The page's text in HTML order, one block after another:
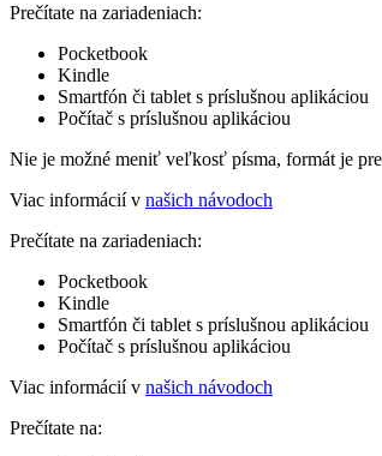
Prečítate na zariadeniach:
Pocketbook
Kindle
Smartfón či tablet s príslušnou aplikáciou
Počítač s príslušnou aplikáciou
Nie je možné meniť veľkosť písma, formát je
Viac informácií v našich návodoch
Prečítate na zariadeniach:
Pocketbook
Kindle
Smartfón či tablet s príslušnou aplikáciou
Počítač s príslušnou aplikáciou
Viac informácií v našich návodoch
Prečítate na: